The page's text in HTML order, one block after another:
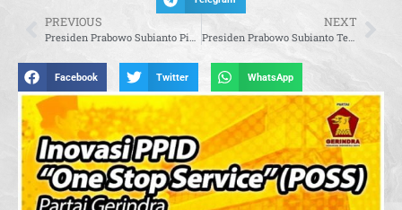
PREVIOUS
Presiden Prabowo Subianto Pimpin Ziarah Nasional di TMP Kalibata
NEXT
Presiden Prabowo Subianto Terima Ucapan Selamat dari Para Presiden dan Wapres Terdahulu
Facebook Twitter WhatsApp